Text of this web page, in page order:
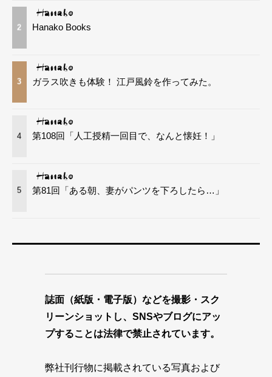
2 Hanako Books
3 ガラス吹きも体験！ 江戸風鈴を作ってみた。
4 第108回「人工授精一回目で、なんと懐妊！」
5 第81回「ある朝、妻がパンツを下ろしたら…」
誌面（紙版・電子版）などを撮影・スク
リーンショットし、SNSやブログにアッ
プすることは法律で禁止されています。
弊社刊行物に掲載されている写真および